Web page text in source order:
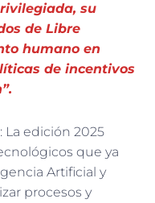
su
de Libre
humano en
de incentivos
: La edición 2025
que ya
Artificial y
procesos y